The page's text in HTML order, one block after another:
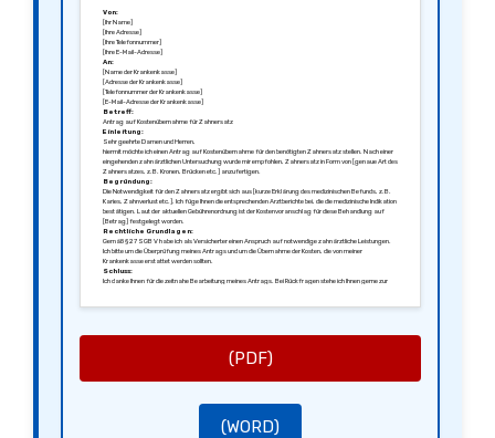
Von:
[Ihr Name]
[Ihre Adresse]
[Ihre Telefonnummer]
[Ihre E-Mail-Adresse]
An:
[Name der Krankenkasse]
[Adresse der Krankenkasse]
[Telefonnummer der Krankenkasse]
[E-Mail-Adresse der Krankenkasse]
Betreff:
Antrag auf Kostenübernahme für Zahnersatz
Einleitung:
Sehr geehrte Damen und Herren,
hiermit möchte ich einen Antrag auf Kostenübernahme für den benötigten Zahnersatz stellen. Nach einer
eingehenden zahnärztlichen Untersuchung wurde mir empfohlen, Zahnersatz in Form von [genaue Art des
Zahnersatzes, z.B. Kronen, Brücken etc.] anzufertigen.
Begründung:
Die Notwendigkeit für den Zahnersatz ergibt sich aus [kurze Erklärung des medizinischen Befunds, z.B.
Karies, Zahnverlust etc.]. Ich füge Ihnen die entsprechenden Arztberichte bei, die die medizinische Indikation
bestätigen. Laut der aktuellen Gebührenordnung ist der Kostenvoranschlag für diese Behandlung auf
[Betrag] festgelegt worden.
Rechtliche Grundlagen:
Gemäß § 27 SGB V habe ich als Versicherter einen Anspruch auf notwendige zahnärztliche Leistungen.
Ich bitte um die Überprüfung meines Antrags und um die Übernahme der Kosten, die von meiner
Krankenkasse erstattet werden sollten.
Schluss:
Ich danke Ihnen für die zeitnahe Bearbeitung meines Antrags. Bei Rückfragen stehe ich Ihnen gerne zur
(PDF)
(WORD)